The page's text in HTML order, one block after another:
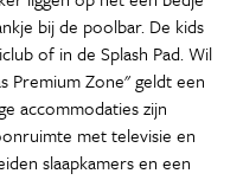
bij de poolbar. De kids
of in de Splash Pad. Wil
Premium Zone" geldt een
accommodaties zijn
met televisie en
slaapkamers en een